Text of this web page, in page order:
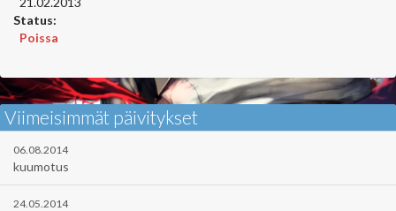
Status:
Poissa
Viimeisimmät päivitykset
06.08.2014
kuumotus
24.05.2014